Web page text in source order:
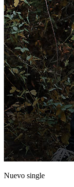
Nuevo single